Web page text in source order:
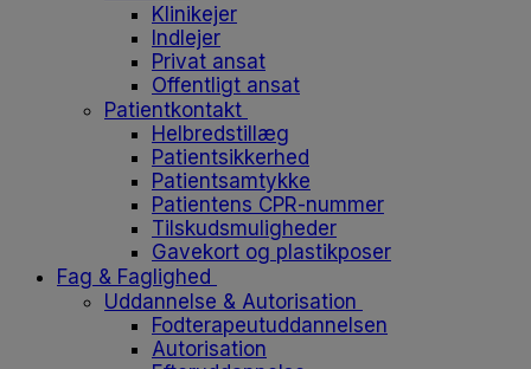
Klinikejer
Indlejer
Privat ansat
Offentligt ansat
Patientkontakt
Helbredstillæg
Patientsikkerhed
Patientsamtykke
Patientens CPR-nummer
Tilskudsmuligheder
Gavekort og plastikposer
Fag & Faglighed
Uddannelse & Autorisation
Fodterapeutuddannelsen
Autorisation